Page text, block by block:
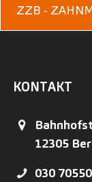
ZZB -
KONTAKT
12305
030